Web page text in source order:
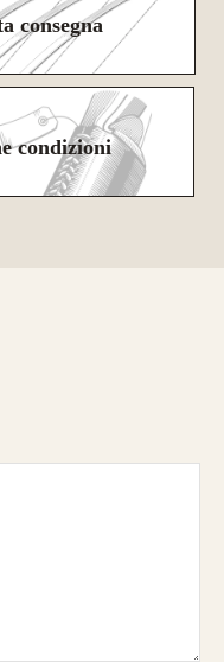
consegna
condizioni